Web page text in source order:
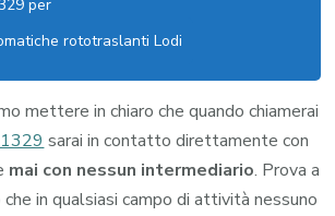
per
rototraslanti Lodi
mettere in chiaro che quando chiamerai
sarai in contatto direttamente con
mai con nessun intermediario. Prova a
in qualsiasi campo di attività nessuno